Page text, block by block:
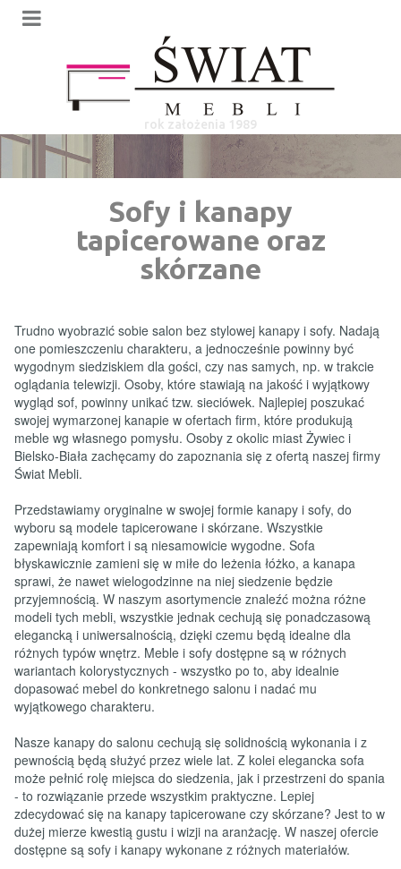
rok założenia 1989
Sofy i kanapy
tapicerowane oraz
skórzane
Trudno wyobrazić sobie salon bez stylowej kanapy i sofy. Nadają
one pomieszczeniu charakteru, a jednocześnie powinny być
wygodnym siedziskiem dla gości, czy nas samych, np. w trakcie
oglądania telewizji. Osoby, które stawiają na jakość i wyjątkowy
wygląd sof, powinny unikać tzw. sieciówek. Najlepiej poszukać
swojej wymarzonej kanapie w ofertach firm, które produkują
meble wg własnego pomysłu. Osoby z okolic miast Żywiec i
Bielsko-Biała zachęcamy do zapoznania się z ofertą naszej firmy
Świat Mebli.
Przedstawiamy oryginalne w swojej formie kanapy i sofy, do
wyboru są modele tapicerowane i skórzane. Wszystkie
zapewniają komfort i są niesamowicie wygodne. Sofa
błyskawicznie zamieni się w miłe do leżenia łóżko, a kanapa
sprawi, że nawet wielogodzinne na niej siedzenie będzie
przyjemnością. W naszym asortymencie znaleźć można różne
modeli tych mebli, wszystkie jednak cechują się ponadczasową
elegancką i uniwersalnością, dzięki czemu będą idealne dla
różnych typów wnętrz. Meble i sofy dostępne są w różnych
wariantach kolorystycznych - wszystko po to, aby idealnie
dopasować mebel do konkretnego salonu i nadać mu
wyjątkowego charakteru.
Nasze kanapy do salonu cechują się solidnością wykonania i z
pewnością będą służyć przez wiele lat. Z kolei elegancka sofa
może pełnić rolę miejsca do siedzenia, jak i przestrzeni do spania
- to rozwiązanie przede wszystkim praktyczne. Lepiej
zdecydować się na kanapy tapicerowane czy skórzane? Jest to w
dużej mierze kwestią gustu i wizji na aranżację. W naszej ofercie
dostępne są sofy i kanapy wykonane z różnych materiałów.